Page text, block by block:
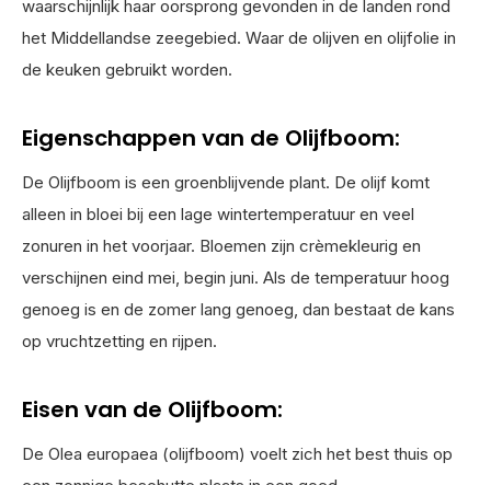
waarschijnlijk haar oorsprong gevonden in de landen rond
het Middellandse zeegebied. Waar de olijven en olijfolie in
de keuken gebruikt worden.
Eigenschappen van de Olijfboom:
De Olijfboom is een groenblijvende plant. De olijf komt
alleen in bloei bij een lage wintertemperatuur en veel
zonuren in het voorjaar. Bloemen zijn crèmekleurig en
verschijnen eind mei, begin juni. Als de temperatuur hoog
genoeg is en de zomer lang genoeg, dan bestaat de kans
op vruchtzetting en rijpen.
Eisen van de Olijfboom:
De Olea europaea (olijfboom) voelt zich het best thuis op